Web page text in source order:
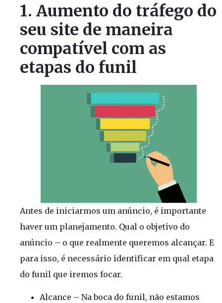
1. Aumento do tráfego do
seu site de maneira
compatível com as
etapas do funil
Antes de iniciarmos um anúncio, é importante
haver um planejamento. Qual o objetivo do
anúncio – o que realmente queremos alcançar. E
para isso, é necessário identificar em qual etapa
do funil que iremos focar.
Alcance – Na boca do funil, não estamos